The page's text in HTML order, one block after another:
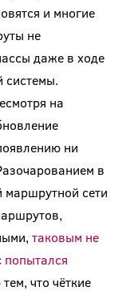
и многие
не
даже в ходе
системы.
на
ни
в
маршрутной сети
таковым не
попытался
что чёткие